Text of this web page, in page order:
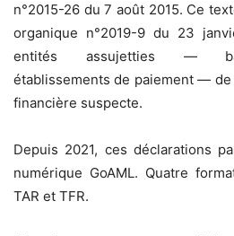
n°2015-26 du 7 août 2015. Ce
organique n°2019-9 du 23
entités assujetties —
établissements de paiement —
financière suspecte.
Depuis 2021, ces déclarations
numérique GoAML. Quatre
TAR et TFR.